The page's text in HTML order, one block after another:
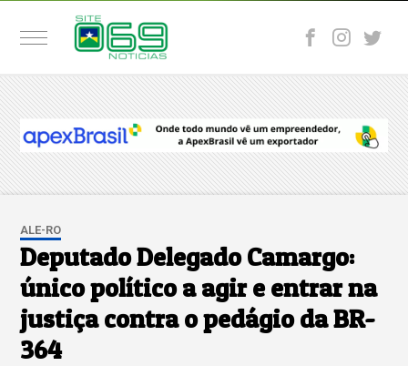
ALE-RO
Deputado Delegado Camargo:
único político a agir e entrar na
justiça contra o pedágio da BR-
364